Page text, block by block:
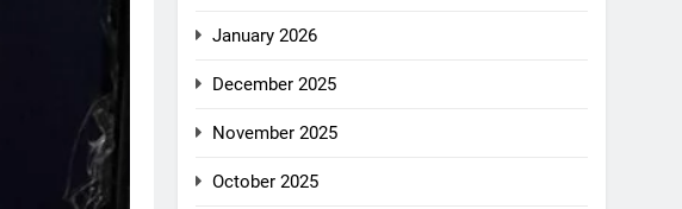
January 2026
December 2025
November 2025
October 2025